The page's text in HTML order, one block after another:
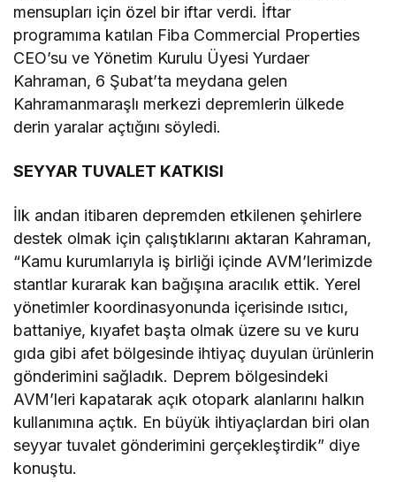
mensupları için özel bir iftar verdi. İftar
programıma katılan Fiba Commercial Properties
CEO’su ve Yönetim Kurulu Üyesi Yurdaer
Kahraman, 6 Şubat’ta meydana gelen
Kahramanmaraşlı merkezi depremlerin ülkede
derin yaralar açtığını söyledi.
SEYYAR TUVALET KATKISI
İlk andan itibaren depremden etkilenen şehirlere
destek olmak için çalıştıklarını aktaran Kahraman,
“Kamu kurumlarıyla iş birliği içinde AVM’lerimizde
stantlar kurarak kan bağışına aracılık ettik. Yerel
yönetimler koordinasyonunda içerisinde ısıtıcı,
battaniye, kıyafet başta olmak üzere su ve kuru
gıda gibi afet bölgesinde ihtiyaç duyulan ürünlerin
gönderimini sağladık. Deprem bölgesindeki
AVM’leri kapatarak açık otopark alanlarını halkın
kullanımına açtık. En büyük ihtiyaçlardan biri olan
seyyar tuvalet gönderimini gerçekleştirdik” diye
konuştu.